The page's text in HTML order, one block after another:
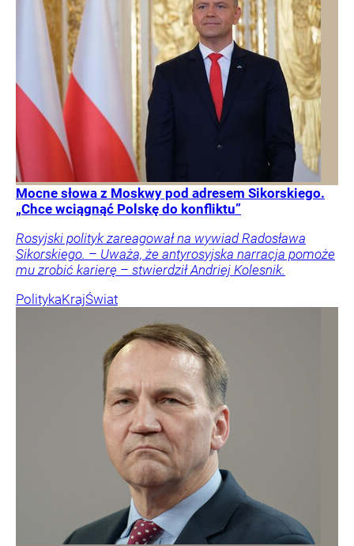
Mocne słowa z Moskwy pod adresem Sikorskiego.
„Chce wciągnąć Polskę do konfliktu”
Rosyjski polityk zareagował na wywiad Radosława
Sikorskiego. – Uważa, że antyrosyjska narracja pomoże
mu zrobić karierę – stwierdził Andriej Kolesnik.
PolitykaKrajŚwiat